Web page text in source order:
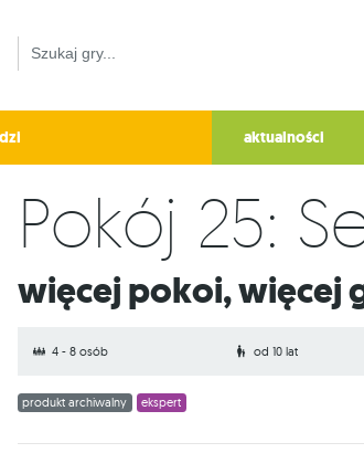
aktualności
Pokój 25:
Więcej pokoi,
4 - 8 osób od 10 lat
produkt archiwalny ekspert